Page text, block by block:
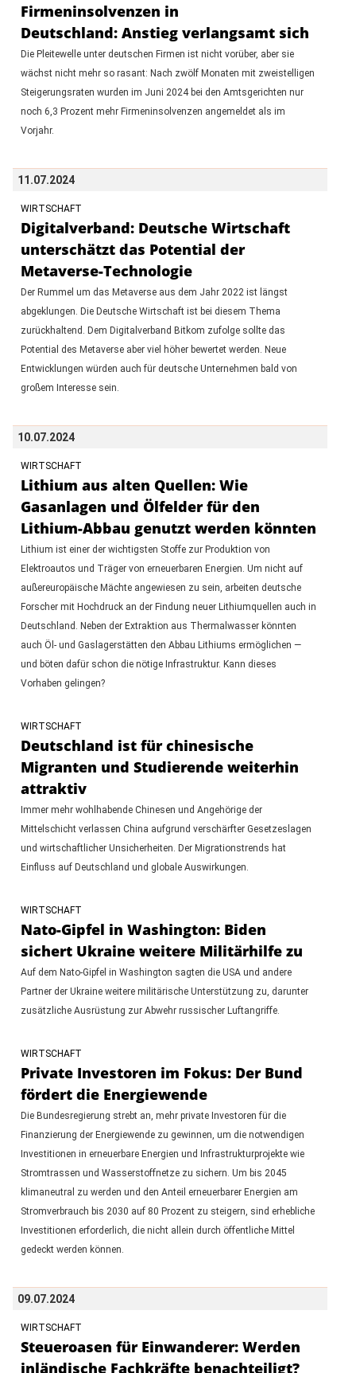
Firmeninsolvenzen in
Deutschland: Anstieg verlangsamt sich
Die Pleitewelle unter deutschen Firmen ist nicht vorüber, aber sie
wächst nicht mehr so rasant: Nach zwölf Monaten mit zweistelligen
Steigerungsraten wurden im Juni 2024 bei den Amtsgerichten nur
noch 6,3 Prozent mehr Firmeninsolvenzen angemeldet als im
Vorjahr.
11.07.2024
WIRTSCHAFT
Digitalverband: Deutsche Wirtschaft
unterschätzt das Potential der
Metaverse-Technologie
Der Rummel um das Metaverse aus dem Jahr 2022 ist längst
abgeklungen. Die Deutsche Wirtschaft ist bei diesem Thema
zurückhaltend. Dem Digitalverband Bitkom zufolge sollte das
Potential des Metaverse aber viel höher bewertet werden. Neue
Entwicklungen würden auch für deutsche Unternehmen bald von
großem Interesse sein.
10.07.2024
WIRTSCHAFT
Lithium aus alten Quellen: Wie
Gasanlagen und Ölfelder für den
Lithium-Abbau genutzt werden könnten
Lithium ist einer der wichtigsten Stoffe zur Produktion von
Elektroautos und Träger von erneuerbaren Energien. Um nicht auf
außereuropäische Mächte angewiesen zu sein, arbeiten deutsche
Forscher mit Hochdruck an der Findung neuer Lithiumquellen auch in
Deutschland. Neben der Extraktion aus Thermalwasser könnten
auch Öl- und Gaslagerstätten den Abbau Lithiums ermöglichen —
und böten dafür schon die nötige Infrastruktur. Kann dieses
Vorhaben gelingen?
WIRTSCHAFT
Deutschland ist für chinesische
Migranten und Studierende weiterhin
attraktiv
Immer mehr wohlhabende Chinesen und Angehörige der
Mittelschicht verlassen China aufgrund verschärfter Gesetzeslagen
und wirtschaftlicher Unsicherheiten. Der Migrationstrends hat
Einfluss auf Deutschland und globale Auswirkungen.
WIRTSCHAFT
Nato-Gipfel in Washington: Biden
sichert Ukraine weitere Militärhilfe zu
Auf dem Nato-Gipfel in Washington sagten die USA und andere
Partner der Ukraine weitere militärische Unterstützung zu, darunter
zusätzliche Ausrüstung zur Abwehr russischer Luftangriffe.
WIRTSCHAFT
Private Investoren im Fokus: Der Bund
fördert die Energiewende
Die Bundesregierung strebt an, mehr private Investoren für die
Finanzierung der Energiewende zu gewinnen, um die notwendigen
Investitionen in erneuerbare Energien und Infrastrukturprojekte wie
Stromtrassen und Wasserstoffnetze zu sichern. Um bis 2045
klimaneutral zu werden und den Anteil erneuerbarer Energien am
Stromverbrauch bis 2030 auf 80 Prozent zu steigern, sind erhebliche
Investitionen erforderlich, die nicht allein durch öffentliche Mittel
gedeckt werden können.
09.07.2024
WIRTSCHAFT
Steueroasen für Einwanderer: Werden
inländische Fachkräfte benachteiligt?